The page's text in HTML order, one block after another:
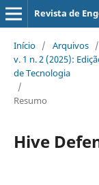
Revista de
Início / Arquivos /
v. 1 n. 2 (2025):
de Tecnologia
/
Resumo
Hive